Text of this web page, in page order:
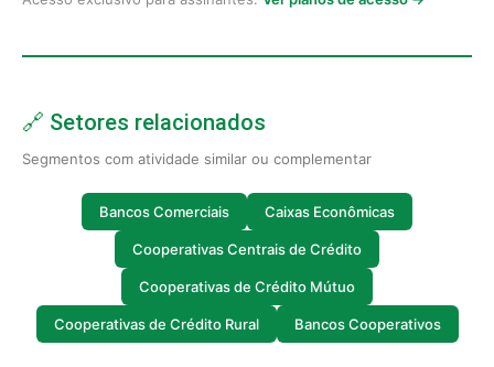
🔗 Setores relacionados
Segmentos com atividade similar ou complementar
Bancos Comerciais Caixas Econômicas
Cooperativas Centrais de Crédito
Cooperativas de Crédito Mútuo
Cooperativas de Crédito Rural Bancos Cooperativos